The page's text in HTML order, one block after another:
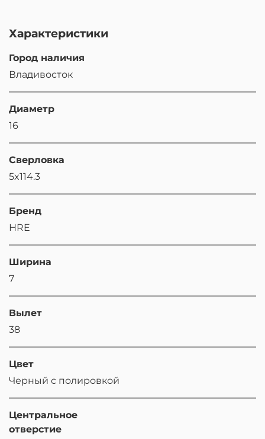
Характеристики
Город наличия
Владивосток
Диаметр
16
Сверловка
5x114.3
Бренд
HRE
Ширина
7
Вылет
38
Цвет
Черный с полировкой
Центральное
отверстие